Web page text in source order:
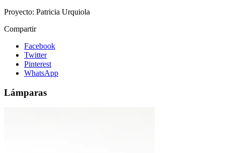
Proyecto: Patricia Urquiola
Compartir
Facebook
Twitter
Pinterest
WhatsApp
Lámparas